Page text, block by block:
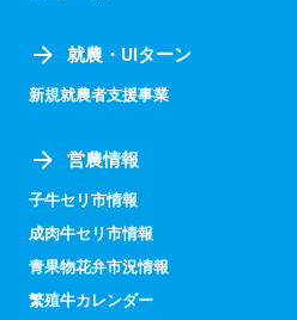
就農・UIターン
新規就農者支援事業
営農情報
子牛セリ市情報
成肉牛セリ市情報
青果物花弁市況情報
繁殖牛カレンダー